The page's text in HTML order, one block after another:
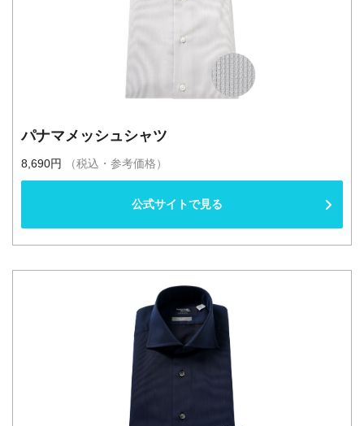
パナマメッシュシャツ
8,690円 （税込・参考価格）
公式サイトで見る